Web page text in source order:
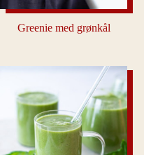
Greenie med grønkål